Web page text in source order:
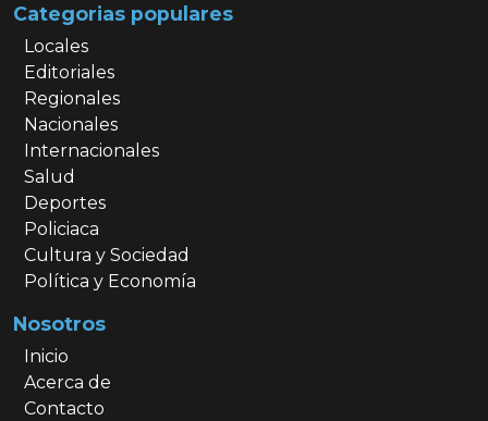
Categorias populares
Locales
Editoriales
Regionales
Nacionales
Internacionales
Salud
Deportes
Policiaca
Cultura y Sociedad
Política y Economía
Nosotros
Inicio
Acerca de
Contacto